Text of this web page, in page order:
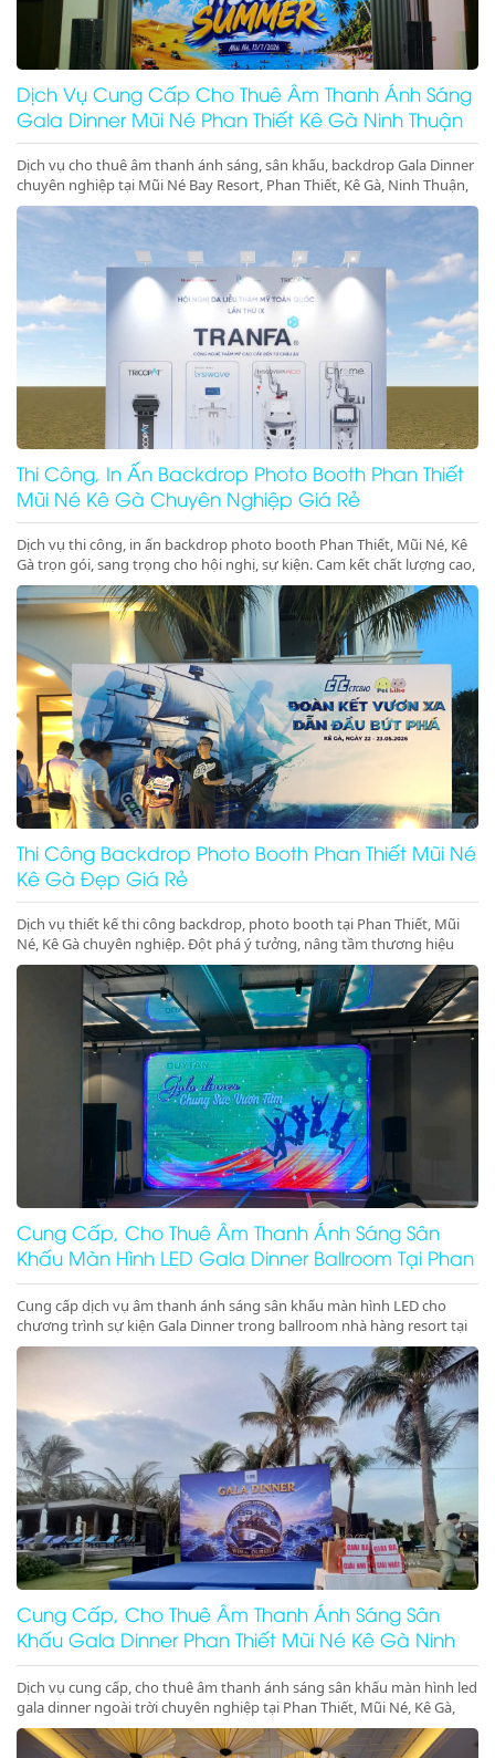
Dịch Vụ Cung Cấp Cho Thuê Âm Thanh Ánh Sáng
Gala Dinner Mũi Né Phan Thiết Kê Gà Ninh Thuận
Dịch vụ cho thuê âm thanh ánh sáng, sân khấu, backdrop Gala Dinner
chuyên nghiệp tại Mũi Né Bay Resort, Phan Thiết, Kê Gà, Ninh Thuận,
Ninh Chữ, Vĩnh Hy. Thiết bị hiện đại, giá cực tốt. Gọi ngay!
Thi Công, In Ấn Backdrop Photo Booth Phan Thiết
Mũi Né Kê Gà Chuyên Nghiệp Giá Rẻ
Dịch vụ thi công, in ấn backdrop photo booth Phan Thiết, Mũi Né, Kê
Gà trọn gói, sang trọng cho hội nghị, sự kiện. Cam kết chất lượng cao,
đúng tiến độ. Gọi ngay!
Thi Công Backdrop Photo Booth Phan Thiết Mũi Né
Kê Gà Đẹp Giá Rẻ
Dịch vụ thiết kế thi công backdrop, photo booth tại Phan Thiết, Mũi
Né, Kê Gà chuyên nghiệp. Đột phá ý tưởng, nâng tầm thương hiệu
cho sự kiện của bạn. Gọi ngay!
Cung Cấp, Cho Thuê Âm Thanh Ánh Sáng Sân
Khấu Màn Hình LED Gala Dinner Ballroom Tại Phan
Thiết Mũi Né Kê Gà Ninh Thuận Ninh Chữ Vĩnh Hy
Cung cấp dịch vụ âm thanh ánh sáng sân khấu màn hình LED cho
chương trình sự kiện Gala Dinner trong ballroom nhà hàng resort tại
Phan Thiết, Mũi Né, Kê Gà, Ninh Thuận, Ninh Chữ, Vĩnh Hy chuyên
nghiệp, đẳng cấp. Đặt lịch ngay nhận ưu đãi lớn!
Cung Cấp, Cho Thuê Âm Thanh Ánh Sáng Sân
Khấu Gala Dinner Phan Thiết Mũi Né Kê Gà Ninh
Thuận Giá Rẻ Uy Tín
Dịch vụ cung cấp, cho thuê âm thanh ánh sáng sân khấu màn hình led
gala dinner ngoài trời chuyên nghiệp tại Phan Thiết, Mũi Né, Kê Gà,
Ninh Thuận, Ninh Chữ, Vĩnh Hy. Hệ thống hiện đại, setup trọn gói, gọi
ngay nhận ưu đãi lớn!